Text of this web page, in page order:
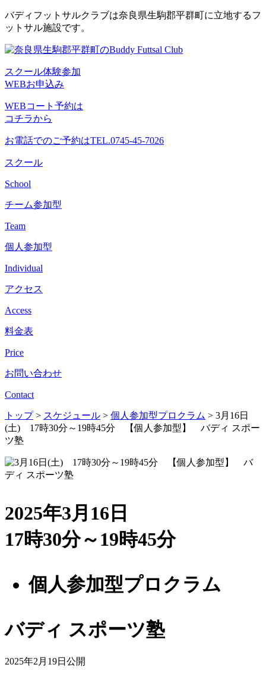
コ
ン
ン
へ
ス
キ
ッ
バディフットサルクラブは奈良県生駒郡平群町に立地するフ
ットサル施設です。
スクール体験参加
WEBお申込み
WEBコート予約は
コチラから
お電話でのご予約はTEL.0745-45-7026
スクール
School
チーム参加型
Team
個人参加型
Individual
アクセス
Access
料金表
Price
お問い合わせ
Contact
トップ> スケジュール > 個人参加型プロクラム > 3月16日
(土) 17時30分～19時45分 【個人参加型】 バディ スポー
ツ塾
2025年3月16日
17時30分～19時45分
個人参加型プロクラム
バディ スポーツ塾
2025年2月19日公開